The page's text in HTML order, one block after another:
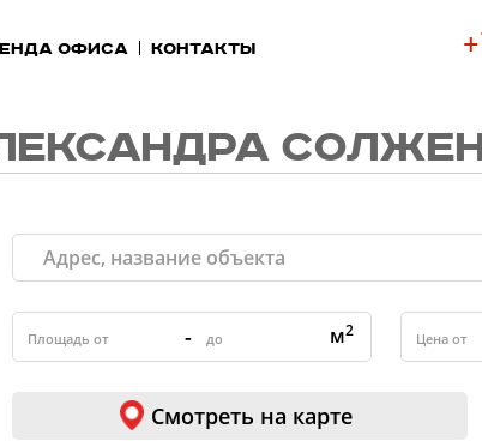
офиса Контакты
- м2
Смотреть на карте